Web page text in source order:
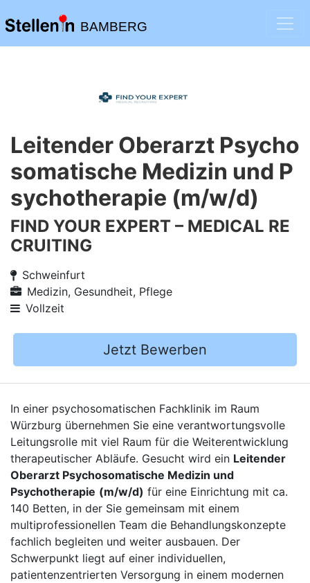
BAMBERG
Leitender Oberarzt Psycho
somatische Medizin und P
sychotherapie (m/w/d)
FIND YOUR EXPERT – MEDICAL RE
CRUITING
Schweinfurt
Medizin, Gesundheit, Pflege
Vollzeit
Jetzt Bewerben
In einer psychosomatischen Fachklinik im Raum
Würzburg übernehmen Sie eine verantwortungsvolle
Leitungsrolle mit viel Raum für die Weiterentwicklung
therapeutischer Abläufe. Gesucht wird ein Leitender
Oberarzt Psychosomatische Medizin und
Psychotherapie (m/w/d) für eine Einrichtung mit ca.
140 Betten, in der Sie gemeinsam mit einem
multiprofessionellen Team die Behandlungskonzepte
fachlich begleiten und weiter ausbauen. Der
Schwerpunkt liegt auf einer individuellen,
patientenzentrierten Versorgung in einem modernen